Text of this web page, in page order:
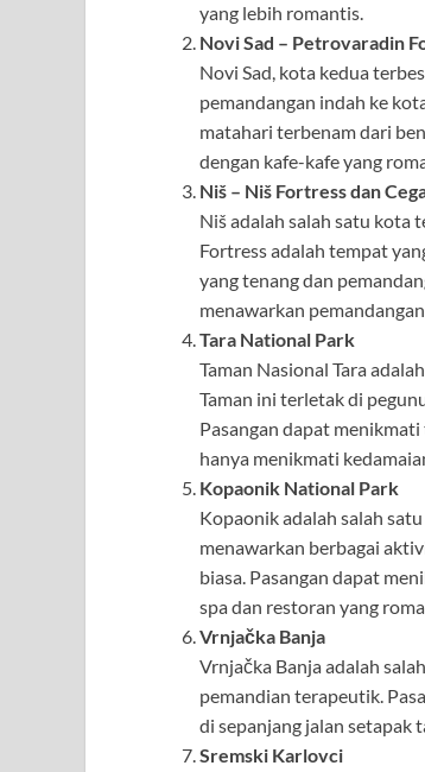
yang lebih romantis.
Novi Sad – Petrovaradin
Novi Sad, kota kedua
pemandangan indah ke
matahari terbenam dari
dengan kafe-kafe yang
Niš – Niš Fortress dan
Niš adalah salah satu kota
Fortress adalah tempat
yang tenang dan
menawarkan
Tara National Park
Taman Nasional Tara
Taman ini terletak di
Pasangan dapat
hanya menikmati
Kopaonik National Park
Kopaonik adalah salah
menawarkan berbagai
biasa. Pasangan dapat
spa dan restoran yang
Vrnjačka Banja
Vrnjačka Banja adalah
pemandian terapeutik.
di sepanjang jalan setapak
Sremski Karlovci